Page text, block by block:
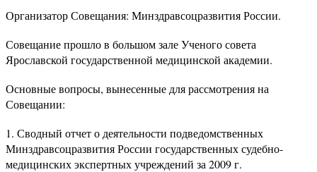
Организатор Совещания: Минздравсоцразвития России.
Совещание прошло в большом зале Ученого совета
Ярославской государственной медицинской академии.
Основные вопросы, вынесенные для рассмотрения на
Совещании:
1. Сводный отчет о деятельности подведомственных
Минздравсоцразвития России государственных судебно-
медицинских экспертных учреждений за 2009 г.